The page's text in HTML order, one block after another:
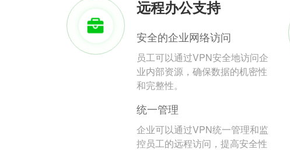
远程办公支持
安全的企业网络访问
员工可以通过VPN安全地访问企
业内部资源，确保数据的机密性
和完整性。
统一管理
企业可以通过VPN统一管理和监
控员工的远程访问，提高安全性